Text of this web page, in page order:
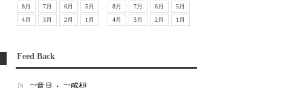
8月
7月 6月
5月
4月
3月 2月 1月
8月
7月 6月
5月
4月
3月 2月 1月
Feed Back